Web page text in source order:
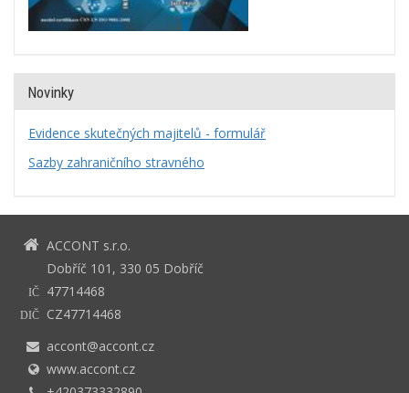
Novinky
Evidence skutečných majitelů - formulář
Sazby zahraničního stravného
ACCONT s.r.o.
Dobříč 101, 330 05 Dobříč
IČ 47714468
DIČ
CZ47714468
accont@accont.cz
www.accont.cz